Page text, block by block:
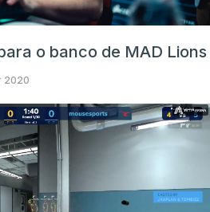
o banco de MAD Lions
2020